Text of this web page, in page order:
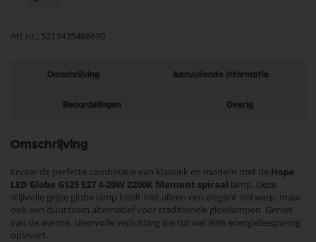
Art.nr. 5213435486690
Omschrijving Aanvullende informatie
Beoordelingen Overig
Omschrijving
Ervaar de perfecte combinatie van klassiek en modern met de Hope
LED Globe G125 E27 4-20W 2200K filament spiraal lamp. Deze
stijlvolle grijze globe lamp biedt niet alleen een elegant ontwerp, maar
ook een duurzaam alternatief voor traditionele gloeilampen. Geniet
van de warme, sfeervolle verlichting die tot wel 90% energiebesparing
oplevert.